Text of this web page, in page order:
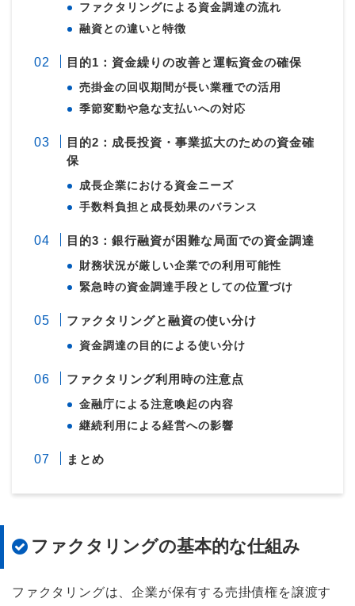
ファクタリングによる資金調達の流れ
融資との違いと特徴
目的1：資金繰りの改善と運転資金の確保
売掛金の回収期間が長い業種での活用
季節変動や急な支払いへの対応
目的2：成長投資・事業拡大のための資金確
保
成長企業における資金ニーズ
手数料負担と成長効果のバランス
目的3：銀行融資が困難な局面での資金調達
財務状況が厳しい企業での利用可能性
緊急時の資金調達手段としての位置づけ
ファクタリングと融資の使い分け
資金調達の目的による使い分け
ファクタリング利用時の注意点
金融庁による注意喚起の内容
継続利用による経営への影響
まとめ
ファクタリングの基本的な仕組み
ファクタリングは、企業が保有する売掛債権を譲渡す